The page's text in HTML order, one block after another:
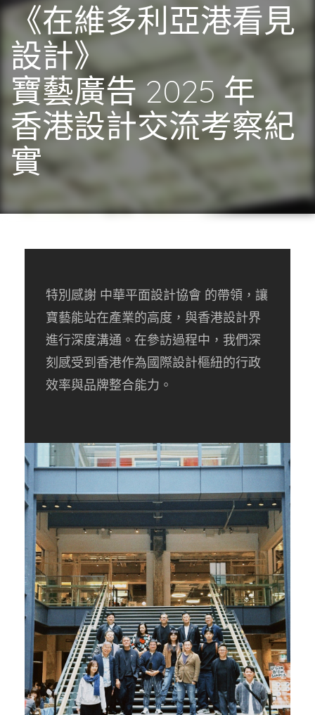
《在維多利亞港看見
設計》
寶藝廣告 2025 年
香港設計交流考察紀
實
特別感謝 中華平面設計協會 的帶領，讓
寶藝能站在產業的高度，與香港設計界
進行深度溝通。在參訪過程中，我們深
刻感受到香港作為國際設計樞紐的行政
效率與品牌整合能力。